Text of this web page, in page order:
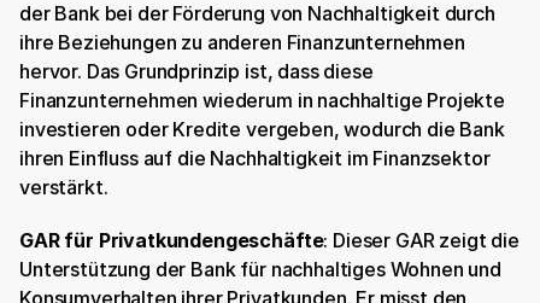
der Bank bei der Förderung von Nachhaltigkeit durch
ihre Beziehungen zu anderen Finanzunternehmen
hervor. Das Grundprinzip ist, dass diese
Finanzunternehmen wiederum in nachhaltige Projekte
investieren oder Kredite vergeben, wodurch die Bank
ihren Einfluss auf die Nachhaltigkeit im Finanzsektor
verstärkt.
GAR für Privatkundengeschäfte: Dieser GAR zeigt die
Unterstützung der Bank für nachhaltiges Wohnen und
Konsumverhalten ihrer Privatkunden. Er misst den